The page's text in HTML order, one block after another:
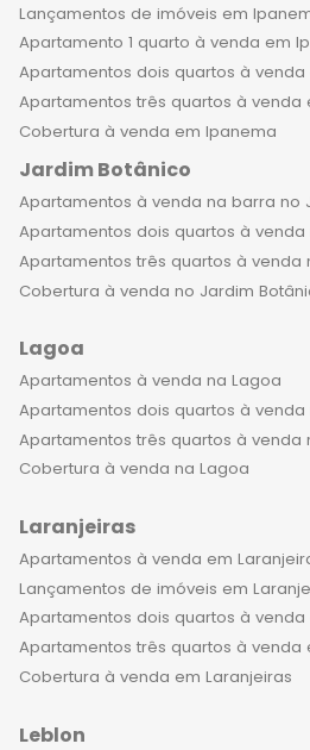
que o dia será cheio de
uma sensação de liberdade,
privacidade, tudo ao mesmo
Se você é ousado e
vida, um apartamento de luxo
Copacabana pode ser o lugar
perfeito para você chamar de
Aqui, você terá a liberdade de
explorar tudo o que a cidade
oferecer e o conforto de voltar
seu. Não perca a oportunidade de
experimentar a vida em um
apartamento de luxo em
Copacabana. Viva com estilo e
emoção, e descubra o que é
emocionante do mundo. Venha
parte dessa experiência e
tudo o que a vida tem a
um lugar que é
especial.
Lançamentos de imóveis em
Apartamento 1 quarto à venda em
Apartamentos dois quartos à
Apartamentos três quartos à venda
Cobertura à venda em Ipanema
Jardim Botânico
Apartamentos à venda na barra no
Apartamentos dois quartos à
Apartamentos três quartos à venda
Cobertura à venda no Jardim
Lagoa
Apartamentos à venda na Lagoa
Apartamentos dois quartos à venda
Apartamentos três quartos à venda
Cobertura à venda na Lagoa
Laranjeiras
Apartamentos à venda em
Lançamentos de imóveis em
Apartamentos dois quartos à venda
Apartamentos três quartos à venda
Cobertura à venda em Laranjeiras
Leblon